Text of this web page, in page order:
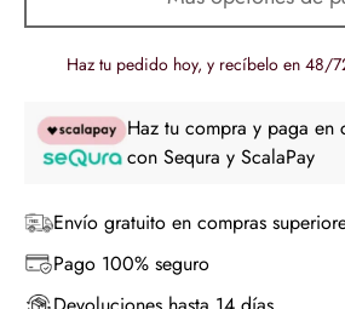
Haz tu pedido hoy, y recíbelo en 48/
Haz tu compra y paga en
con Sequra y ScalaPay
Envío gratuito en compras
Pago 100% seguro